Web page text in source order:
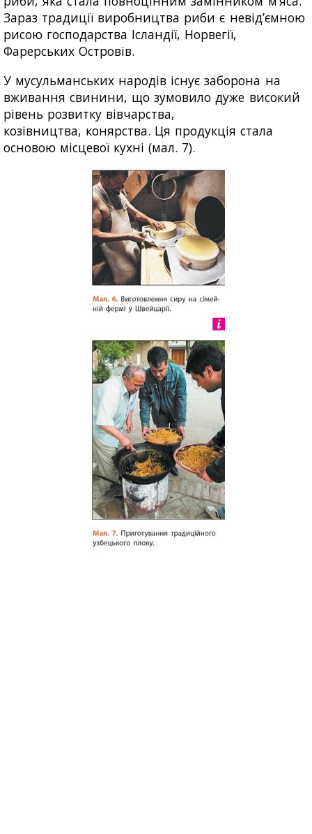
Зараз традиції виробництва риби є невід’ємною
рисою господарства Ісландії, Норвегії,
Фарерських Островів.
У мусульманських народів існує заборона на
вживання свинини, що зумовило дуже високий
рівень розвитку вівчарства,
козівництва, конярства. Ця продукція стала
основою місцевої кухні (мал. 7).